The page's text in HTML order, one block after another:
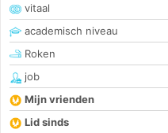
vitaal
academisch niveau
Roken
job
Mijn vrienden
Lid sinds